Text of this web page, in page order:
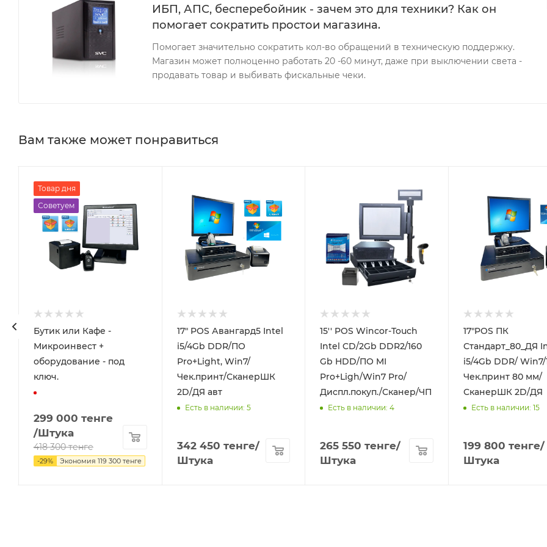
ИБП, АПС, бесперебойник - зачем это для техники? Как он
помогает сократить простои магазина.
Помогает значительно сократить кол-во обращений в техническую поддержку.
Магазин может полноценно работать 20 -60 минут, даже при выключении света -
продавать товар и выбивать фискальные чеки.
Вам также может понравиться
Товар дня
Советуем
Бутик или Кафе -
Микроинвест +
оборудование - под
ключ.
299 000 тенге
/Штука
418 300тенге
-29% Экономия 119 300тенге
17" POS Авангард5 Intel
i5/4Gb DDR/ПО
Pro+Light, Win7/
Чек.принт/СканерШК
2D/ДЯ авт
Есть в наличии: 5
342 450 тенге/
Штука
15'' POS Wincor-Touch
Intel CD/2Gb DDR2/160
Gb HDD/ПО MI
Pro+Ligh/Win7 Pro/
Диспл.покуп./Сканер/ЧП
Есть в наличии: 4
265 550 тенге/
Штука
17"POS ПК
Стандарт_80_ДЯ Intel
i5/4Gb DDR/ Win7/
Чек.принт 80 мм/
СканерШК 2D/ДЯ
Есть в наличии: 15
199 800 тенге/
Штука